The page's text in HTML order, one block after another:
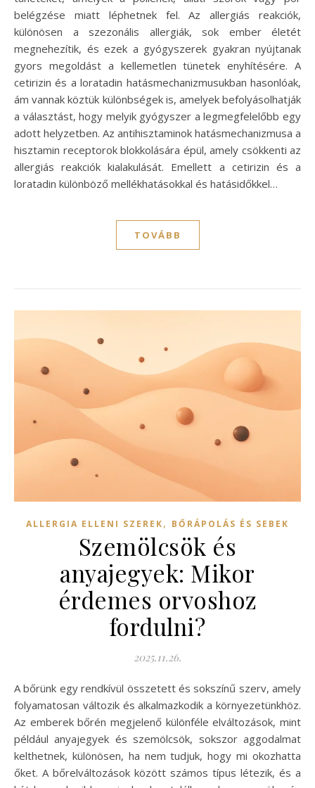
belégzése miatt léphetnek fel. Az allergiás reakciók,
különösen a szezonális allergiák, sok ember életét
megnehezítik, és ezek a gyógyszerek gyakran nyújtanak
gyors megoldást a kellemetlen tünetek enyhítésére. A
cetirizin és a loratadin hatásmechanizmusukban hasonlóak,
ám vannak köztük különbségek is, amelyek befolyásolhatják
a választást, hogy melyik gyógyszer a legmegfelelőbb egy
adott helyzetben. Az antihisztaminok hatásmechanizmusa a
hisztamin receptorok blokkolására épül, amely csökkenti az
allergiás reakciók kialakulását. Emellett a cetirizin és a
loratadin különböző mellékhatásokkal és hatásidőkkel…
TOVÁBB
ALLERGIA ELLENI SZEREK, BŐRÁPOLÁS ÉS SEBEK
Szemölcsök és
anyajegyek: Mikor
érdemes orvoshoz
fordulni?
2025.11.26.
A bőrünk egy rendkívül összetett és sokszínű szerv, amely
folyamatosan változik és alkalmazkodik a környezetünkhöz.
Az emberek bőrén megjelenő különféle elváltozások, mint
például anyajegyek és szemölcsök, sokszor aggodalmat
kelthetnek, különösen, ha nem tudjuk, hogy mi okozhatta
őket. A bőrelváltozások között számos típus létezik, és a